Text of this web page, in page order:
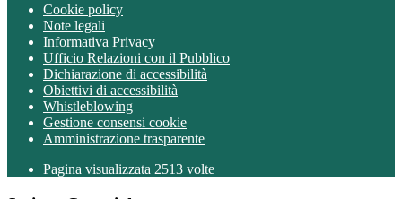
Cookie policy
Note legali
Informativa Privacy
Ufficio Relazioni con il Pubblico
Dichiarazione di accessibilità
Obiettivi di accessibilità
Whistleblowing
Gestione consensi cookie
Amministrazione trasparente
Pagina visualizzata 2513 volte